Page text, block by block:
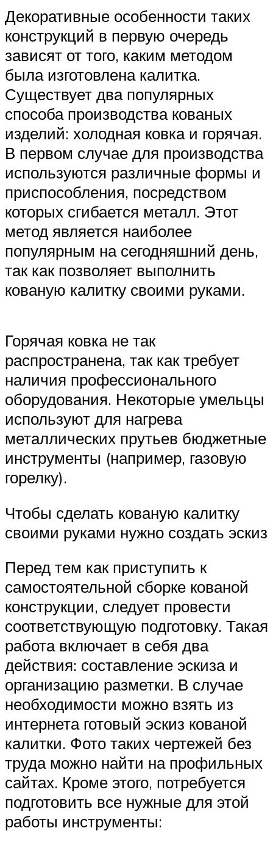
Декоративные особенности таких
конструкций в первую очередь
зависят от того, каким методом
была изготовлена калитка.
Существует два популярных
способа производства кованых
изделий: холодная ковка и горячая.
В первом случае для производства
используются различные формы и
приспособления, посредством
которых сгибается металл. Этот
метод является наиболее
популярным на сегодняшний день,
так как позволяет выполнить
кованую калитку своими руками.
Горячая ковка не так
распространена, так как требует
наличия профессионального
оборудования. Некоторые умельцы
используют для нагрева
металлических прутьев бюджетные
инструменты (например, газовую
горелку).
Чтобы сделать кованую калитку
своими руками нужно создать эскиз
Перед тем как приступить к
самостоятельной сборке кованой
конструкции, следует провести
соответствующую подготовку. Такая
работа включает в себя два
действия: составление эскиза и
организацию разметки. В случае
необходимости можно взять из
интернета готовый эскиз кованой
калитки. Фото таких чертежей без
труда можно найти на профильных
сайтах. Кроме этого, потребуется
подготовить все нужные для этой
работы инструменты: